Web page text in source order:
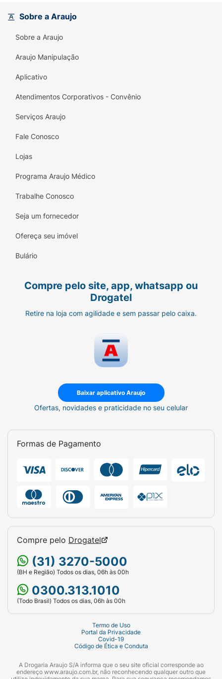
Sobre a Araujo
Sobre a Araujo
Araujo Manipulação
Aplicativo
Atendimentos Corporativos - Convênio
Serviços Araujo
Fale Conosco
Lojas
Programa Araujo Médico
Trabalhe Conosco
Seja um fornecedor
Ofereça seu imóvel
Bulário
Compre pelo site, app, whatsapp ou
Drogatel
Retire na loja com agilidade e sem passar pelo caixa.
Baixar aplicativo Araujo
Ofertas, novidades e praticidade no seu celular
Formas de Pagamento
Compre pelo Drogatel
(31) 3270-5000
(BH e Região) Todos os dias, 06h às 00h
0300.313.1010
(Todo Brasil) Todos os dias, 06h às 00h
Termo de Uso
Portal da Privacidade
Covid-19
Código de Ética e Conduta
A Drogaria Araujo S/A informa que o seu site oficial corresponde ao
endereço www.araujo.com.br, não reconhecendo qualquer outro que